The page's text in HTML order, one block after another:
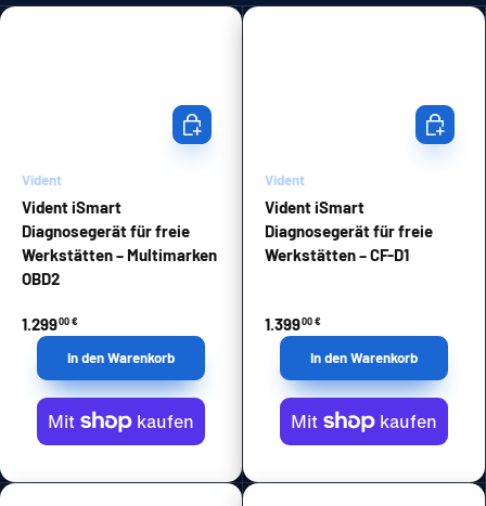
Vident
Vident iSmart
Diagnosegerät für freie
Werkstätten – Multimarken
OBD2
1.29900 €
In den Warenkorb
In den Warenkorb
Vident
Vident iSmart
Diagnosegerät für freie
Werkstätten – CF-D1
1.39900 €
In den
In den Warenkorb